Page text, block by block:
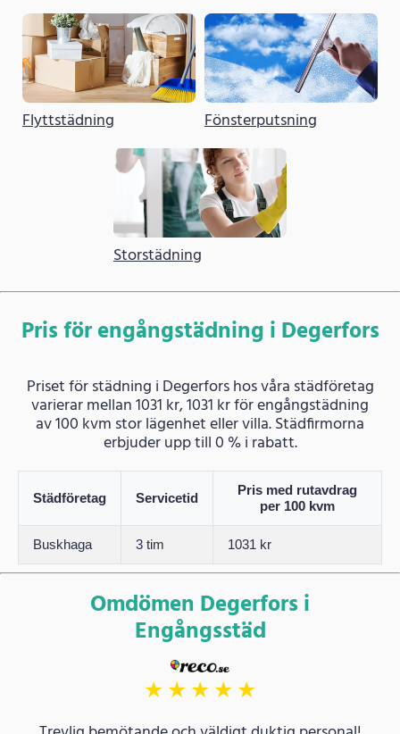
Flyttstädning Fönsterputsning
Storstädning
Pris för engångstädning i Degerfors
Priset för städning i Degerfors hos våra städföretag
varierar mellan 1031 kr, 1031 kr för engångstädning
av 100 kvm stor lägenhet eller villa. Städfirmorna
erbjuder upp till 0 % i rabatt.
Städföretag Servicetid
Pris med rutavdrag
per 100 kvm
Buskhaga 3 tim 1031 kr
Omdömen Degerfors i
Engångsstäd
★★★★★